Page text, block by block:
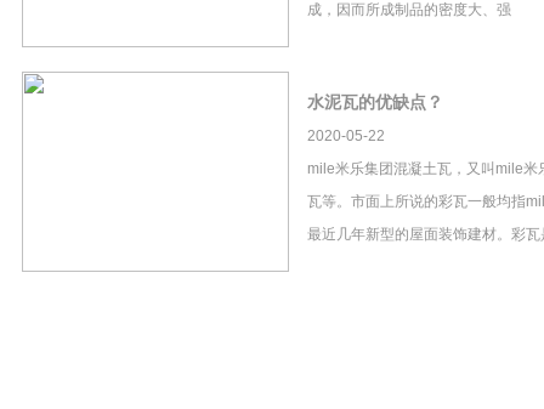
成，因而所成制品的密度大、强
水泥瓦的优缺点？
2020-05-22
mile米乐集团混凝土瓦，又叫mile米
瓦等。市面上所说的彩瓦一般均指
最近几年新型的屋面装饰建材。彩